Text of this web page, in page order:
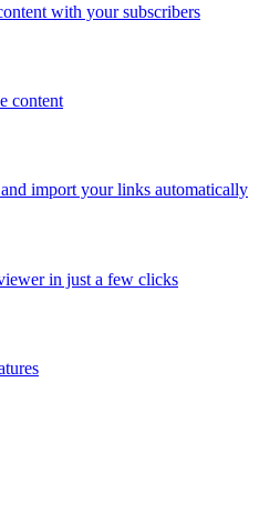
with your subscribers
content
import your links automatically
in just a few clicks